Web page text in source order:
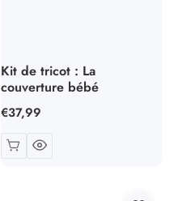
Kit de tricot : La
couverture bébé
Prix
€37,99